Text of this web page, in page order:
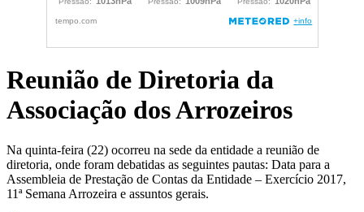
Reunião de Diretoria da
Associação dos Arrozeiros
Na quinta-feira (22) ocorreu na sede da entidade a reunião de
diretoria, onde foram debatidas as seguintes pautas: Data para a
Assembleia de Prestação de Contas da Entidade – Exercício 2017,
11ª Semana Arrozeira e assuntos gerais.